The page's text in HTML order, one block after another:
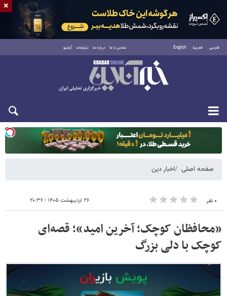
فارسی العربية English تماس با ما درباره ما تبلیغات آرشیو
دوشنبه ۱۹ مرداد ۱۴۰۵
صفحه اصلی اخبار دین
۰ نفر ۲۶ اردیبهشت ۱۴۰۵ - ۲۰:۳۶
«محافظان کوچک؛ آخرین امید»؛ قصه‌ای
کوچک با دلی بزرگ
×